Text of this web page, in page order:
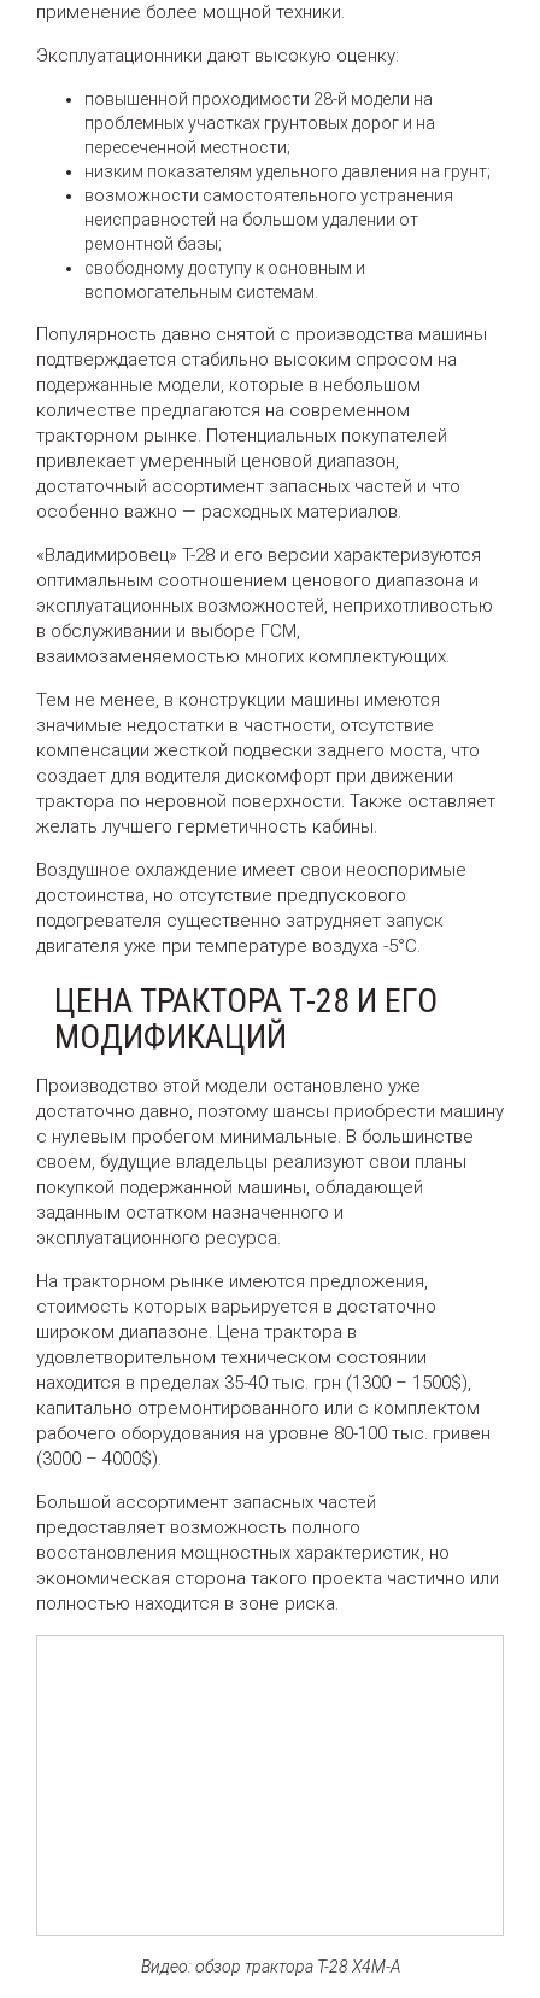
применение более мощной техники.
Эксплуатационники дают высокую оценку:
повышенной проходимости 28-й модели на
проблемных участках грунтовых дорог и на
пересеченной местности;
низким показателям удельного давления на грунт;
возможности самостоятельного устранения
неисправностей на большом удалении от
ремонтной базы;
свободному доступу к основным и
вспомогательным системам.
Популярность давно снятой с производства машины
подтверждается стабильно высоким спросом на
подержанные модели, которые в небольшом
количестве предлагаются на современном
тракторном рынке. Потенциальных покупателей
привлекает умеренный ценовой диапазон,
достаточный ассортимент запасных частей и что
особенно важно — расходных материалов.
«Владимировец» Т-28 и его версии характеризуются
оптимальным соотношением ценового диапазона и
эксплуатационных возможностей, неприхотливостью
в обслуживании и выборе ГСМ,
взаимозаменяемостью многих комплектующих.
Тем не менее, в конструкции машины имеются
значимые недостатки в частности, отсутствие
компенсации жесткой подвески заднего моста, что
создает для водителя дискомфорт при движении
трактора по неровной поверхности. Также оставляет
желать лучшего герметичность кабины.
Воздушное охлаждение имеет свои неоспоримые
достоинства, но отсутствие предпускового
подогревателя существенно затрудняет запуск
двигателя уже при температуре воздуха -5°С.
ЦЕНА ТРАКТОРА Т-28 И ЕГО
МОДИФИКАЦИЙ
Производство этой модели остановлено уже
достаточно давно, поэтому шансы приобрести машину
с нулевым пробегом минимальные. В большинстве
своем, будущие владельцы реализуют свои планы
покупкой подержанной машины, обладающей
заданным остатком назначенного и
эксплуатационного ресурса.
На тракторном рынке имеются предложения,
стоимость которых варьируется в достаточно
широком диапазоне. Цена трактора в
удовлетворительном техническом состоянии
находится в пределах 35-40 тыс. грн (1300 – 1500$),
капитально отремонтированного или с комплектом
рабочего оборудования на уровне 80-100 тыс. гривен
(3000 – 4000$).
Большой ассортимент запасных частей
предоставляет возможность полного
восстановления мощностных характеристик, но
экономическая сторона такого проекта частично или
полностью находится в зоне риска.
Видео: обзор трактора Т-28 Х4М-А